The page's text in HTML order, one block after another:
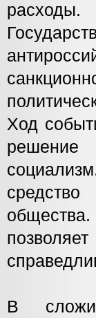
расходы.
Ход
решение
В